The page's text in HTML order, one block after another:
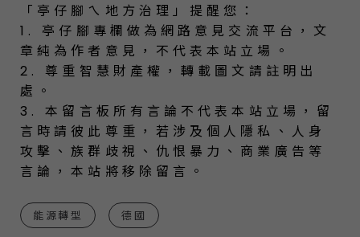
「亭仔腳ㄟ地方治理」提醒您：
1. 亭仔腳專欄做為網路意見交流平台，文
章純為作者意見，不代表本站立場。
2. 尊重智慧財產權，轉載圖文請註明出
處。
3. 本留言板所有言論不代表本站立場，留
言時請彼此尊重，若涉及個人隱私、人身
攻擊、族群歧視、仇恨暴力、商業廣告等
言論，本站將移除留言。
能源轉型 德國